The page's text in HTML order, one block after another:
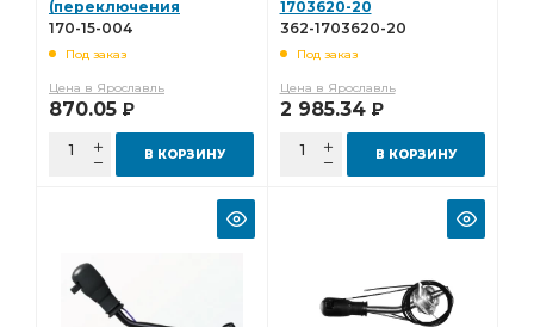
(переключения
делителя) MEGAPOWER
170-15-004
Под заказ
Цена в Ярославль
870.05 Р
В КОРЗИНУ
1703620-20
362-1703620-20
Под заказ
Цена в Ярославль
2 985.34 Р
В КОРЗИНУ